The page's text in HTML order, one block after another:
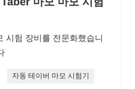
시험 장비를 전문화했습니
자동 테이버 마모 시험기